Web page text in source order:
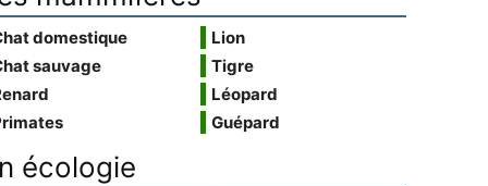
domestique
sauvage
Lion
Tigre
Léopard
Guépard
écologie